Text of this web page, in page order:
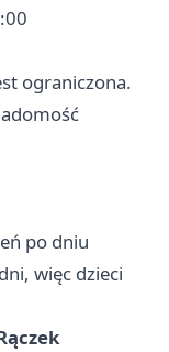
ograniczona.
po dniu
więc dzieci